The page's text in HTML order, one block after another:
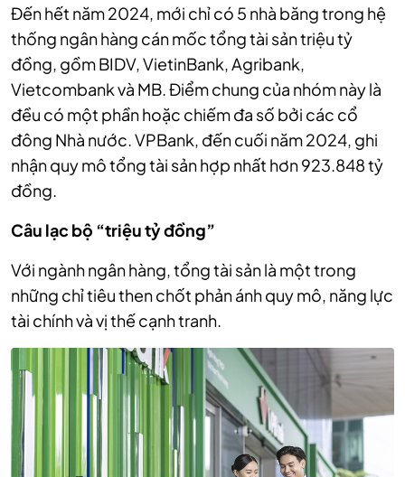
Đến hết năm 2024, mới chỉ có 5 nhà băng trong hệ
thống ngân hàng cán mốc tổng tài sản triệu tỷ
đồng, gồm BIDV, VietinBank, Agribank,
Vietcombank và MB. Điểm chung của nhóm này là
đều có một phần hoặc chiếm đa số bởi các cổ
đông Nhà nước. VPBank, đến cuối năm 2024, ghi
nhận quy mô tổng tài sản hợp nhất hơn 923.848 tỷ
đồng.
Câu lạc bộ “triệu tỷ đồng”
Với ngành ngân hàng, tổng tài sản là một trong
những chỉ tiêu then chốt phản ánh quy mô, năng lực
tài chính và vị thế cạnh tranh.